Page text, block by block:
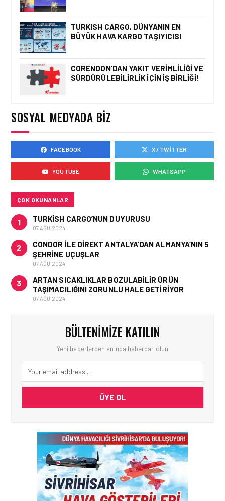
SEKTÖREL YAZILIM
BIRINCISI
HAVACILIK • 05 AĞU 2026
ALINIYOR?
HAVACILIK • 05 AĞU 2026
ÇELEBI HAVACILIK
MACARISTAN’DAN
BUDAPEŞTE GÖNÜLLÜ
TURKISH CARGO, DÜNYANIN EN
BÜYÜK HAVA KARGO TAŞIYICISI
CORENDON’DAN YAKIT VERIMLILIĞI VE
SÜRDÜRÜLEBILIRLIK IÇIN İŞ BIRLIĞI!
SOSYAL MEDYADA BIZ
FACEBOOK X / TWITTER
YOUTUBE WHATSAPP
ÇOK OKUNANLAR
1 TURKISH CARGO’NUN DUYURUSU
07 AĞU 2024
2
CONDOR ILE DIREKT ANTALYA’DAN ALMANYA’NIN 5
ŞEHRINE UÇUŞLAR
07 AĞU 2024
3
ARTAN SICAKLIKLAR BOZULABILIR ÜRÜN
TAŞIMACILIĞINI ZORUNLU HALE GETIRIYOR
07 AĞU 2024
BÜLTENIMIZE KATILIN
Yeni haberlerden anında haberdar olun
ÜYE OL